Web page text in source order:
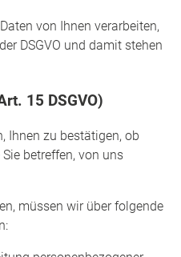
von Ihnen verarbeiten,
DSGVO und damit stehen
15 DSGVO)
Ihnen zu bestätigen, ob
betreffen, von uns
müssen wir über folgende